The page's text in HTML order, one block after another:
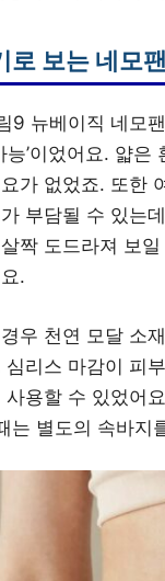
로 보는 네모
9 뉴베이직 네모
능’이었어요. 얇
가 없었죠. 또한
부담될 수 있는
짝 도드라져 보
.
우 천연 모달 소
리스 마감이 피
용할 수 있었어
는 별도의 속바지